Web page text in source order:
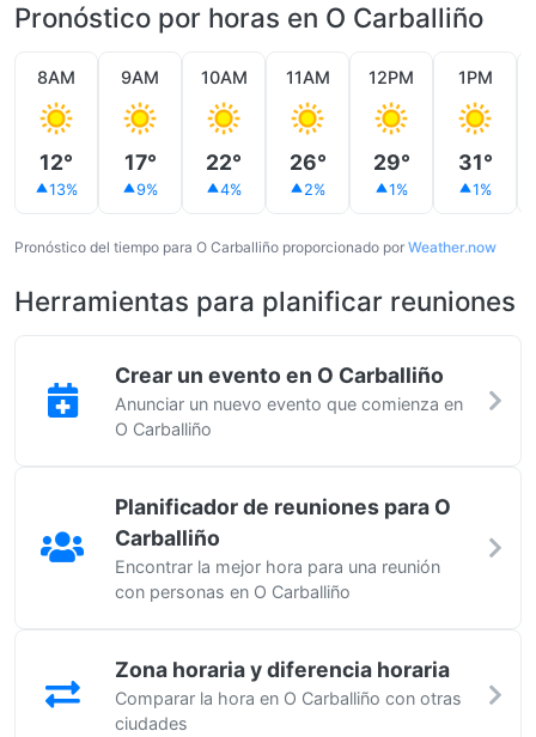
Pronóstico por horas en O Carballiño
8AM
12°
13%
9AM
17°
9%
10AM
22°
4%
11AM
26°
2%
12PM
29°
1%
1PM
31°
1%
Pronóstico del tiempo para O Carballiño proporcionado por Weather.now
Herramientas para planificar reuniones
Crear un evento en O Carballiño
Anunciar un nuevo evento que comienza en
O Carballiño
Planificador de reuniones para O
Carballiño
Encontrar la mejor hora para una reunión
con personas en O Carballiño
Zona horaria y diferencia horaria
Comparar la hora en O Carballiño con otras
ciudades